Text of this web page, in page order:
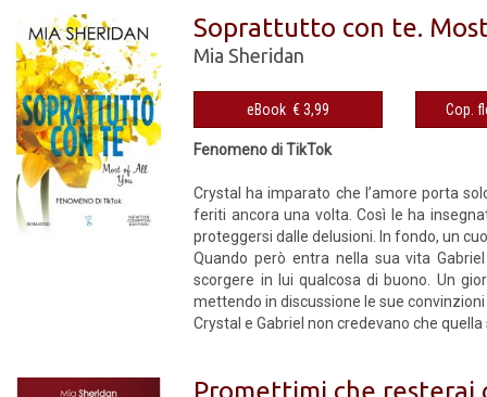
Soprattutto con te.
Mia Sheridan
eBook € 3,99
Fenomeno di TikTok
Crystal ha imparato che l’amore porta
feriti ancora una volta. Così le ha
proteggersi dalle delusioni. In fondo, un
Quando però entra nella sua vita
scorgere in lui qualcosa di buono. Un
mettendo in discussione le sue
Crystal e Gabriel non credevano che
Promettimi che resterai